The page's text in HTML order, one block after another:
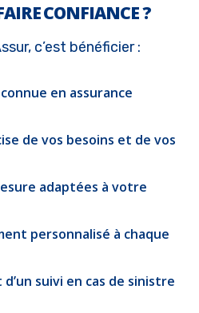
CONFIANCE ?
c’est bénéficier :
en assurance
de vos besoins et de vos
adaptées à votre
personnalisé à chaque
suivi en cas de sinistre